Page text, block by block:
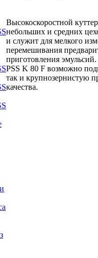
Высокоскоростной
небольших и средних
и служит для мелкого
перемешивания
приготовления
PSS K 80 F возможно
так и крупнозернистую
качества.